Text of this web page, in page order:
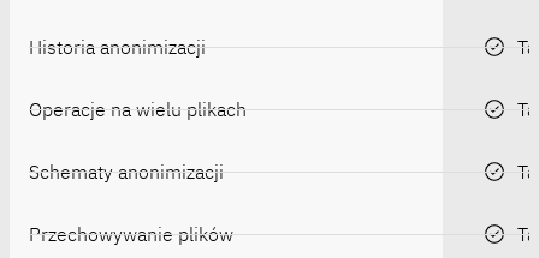
Historia anonimizacji
Operacje na wielu plikach
Schematy anonimizacji
Przechowywanie plików